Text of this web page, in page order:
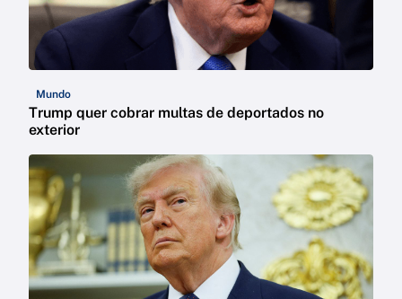
Mundo
Trump quer cobrar multas de deportados no
exterior